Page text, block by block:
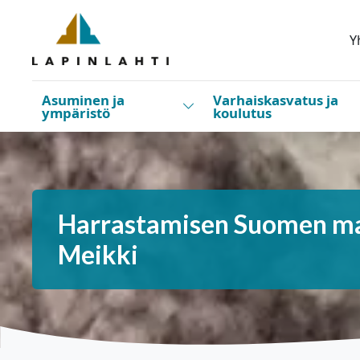
Siirry pääsisältöön
Asuminen ja
ympäristö Vaihda alasvetovalikkoa
Varhaiskasvatus ja
koulutus
Harrastamisen Suomen
Meikki